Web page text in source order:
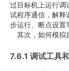
过目标机上运行调
试程序通信，解释
步运行、断点设置
其次，如何模拟
7.6.1 调试工具